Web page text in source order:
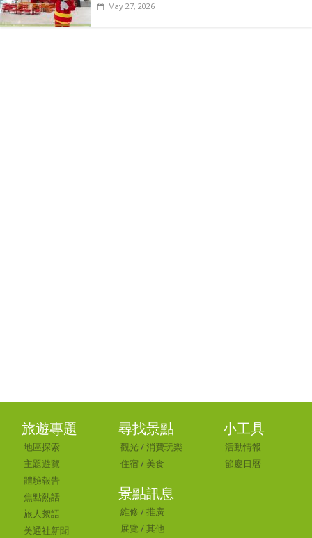
May 27, 2026
旅遊專題
地區探索
主題遊覽
體驗報告
焦點熱話
旅人絮語
美通社新聞
尋找景點
觀光 /消費玩樂
住宿 / 美食
景點訊息
維修 /推廣
展覽 /其他
小工具
活動情報
節慶日曆